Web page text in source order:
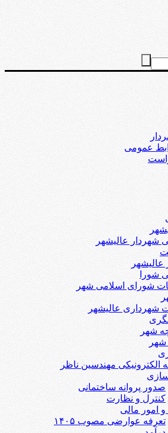
عمومی
شهردار عالیشهر
شورا
شورای اسلامی شهر
شهرداری عالیشهر
شهر
الکترونیکی مهندسین ناظر
صدور پروانه ساختمانی
کنترل و نظارت
و امور مالی
تعرفه عوارضی مصوب ۱۴۰۵